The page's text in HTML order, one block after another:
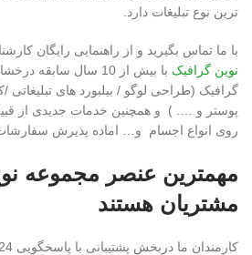
ترین نوع تبلیغات دارد.
با ما تماس بگیرید و از راهنمایی رایگان
نوین گرافیک
با بیش از 10 سال
گرافیک (طراحی لوگو / بیلبورد های
پوستر و …. ) و همچنین خدمات جدیدی از
روی انواع اجسام و… اماده پذیرش
مهمترین عنصر مجموعه
مشتریان هستند